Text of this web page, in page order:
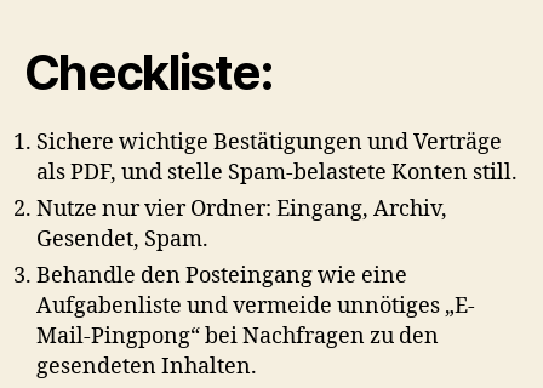
Checkliste:
Sichere wichtige Bestätigungen und Verträge
als PDF, und stelle Spam-belastete Konten still.
Nutze nur vier Ordner: Eingang, Archiv,
Gesendet, Spam.
Behandle den Posteingang wie eine
Aufgabenliste und vermeide unnötiges „E-
Mail-Pingpong“ bei Nachfragen zu den
gesendeten Inhalten.